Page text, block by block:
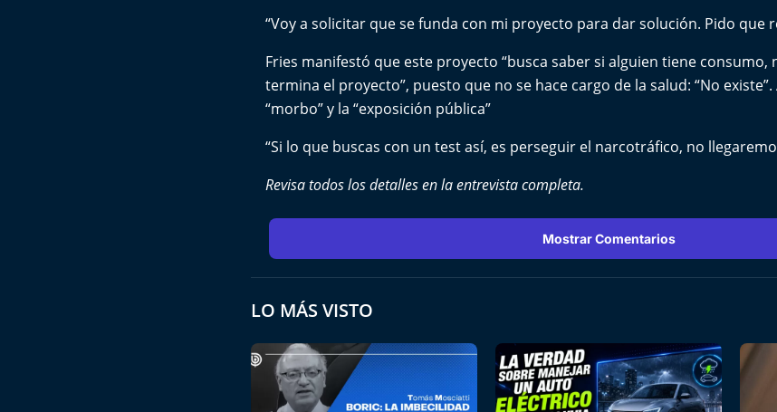
“Voy a solicitar que se funda con mi proyecto para dar solución. Pido que
Fries manifestó que este proyecto “busca saber si alguien tiene consumo,
termina el proyecto”, puesto que no se hace cargo de la salud: “No
“morbo” y la “exposición pública”
“Si lo que buscas con un test así, es perseguir el narcotráfico, no
Revisa todos los detalles en la entrevista completa.
Mostrar Comentarios
LO MÁS VISTO